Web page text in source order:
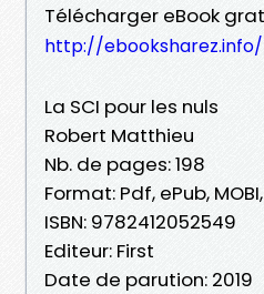
Télécharger eBook
http://
La SCI pour les nuls
Robert Matthieu
Nb. de pages: 198
Format: Pdf, ePub, MOBI,
ISBN: 9782412052549
Editeur: First
Date de parution: 2019